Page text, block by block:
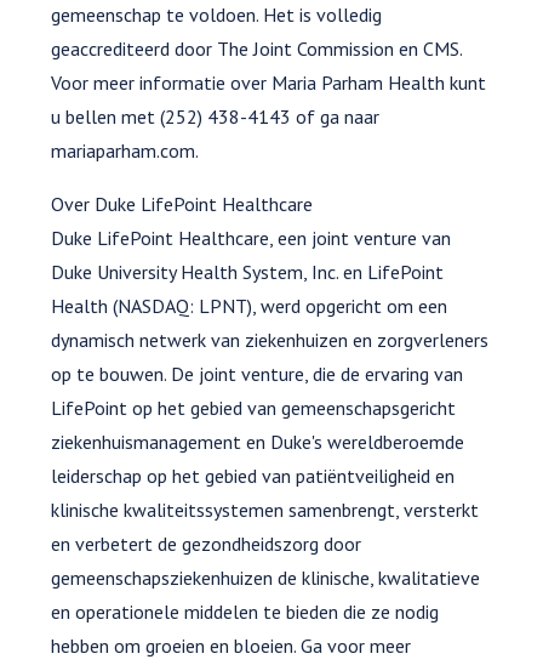
gemeenschap te voldoen. Het is volledig
geaccrediteerd door The Joint Commission en CMS.
Voor meer informatie over Maria Parham Health kunt
u bellen met (252) 438-4143 of ga naar
mariaparham.com.
Over Duke LifePoint Healthcare
Duke LifePoint Healthcare, een joint venture van
Duke University Health System, Inc. en LifePoint
Health (NASDAQ: LPNT), werd opgericht om een
dynamisch netwerk van ziekenhuizen en zorgverleners
op te bouwen. De joint venture, die de ervaring van
LifePoint op het gebied van gemeenschapsgericht
ziekenhuismanagement en Duke's wereldberoemde
leiderschap op het gebied van patiëntveiligheid en
klinische kwaliteitssystemen samenbrengt, versterkt
en verbetert de gezondheidszorg door
gemeenschapsziekenhuizen de klinische, kwalitatieve
en operationele middelen te bieden die ze nodig
hebben om groeien en bloeien. Ga voor meer